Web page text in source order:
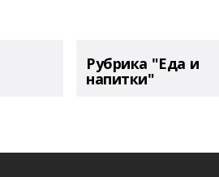
Рубрика "Еда и
напитки"